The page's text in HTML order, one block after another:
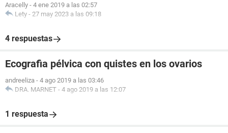
Aracelly - 4 ene 2019 a las 02:57
Lety - 27 may 2023 a las 09:18
4 respuestas
Ecografia pélvica con quistes en los ovarios
andreeliza - 4 ago 2019 a las 03:46
DRA. MARNET - 4 ago 2019 a las 12:07
1 respuesta